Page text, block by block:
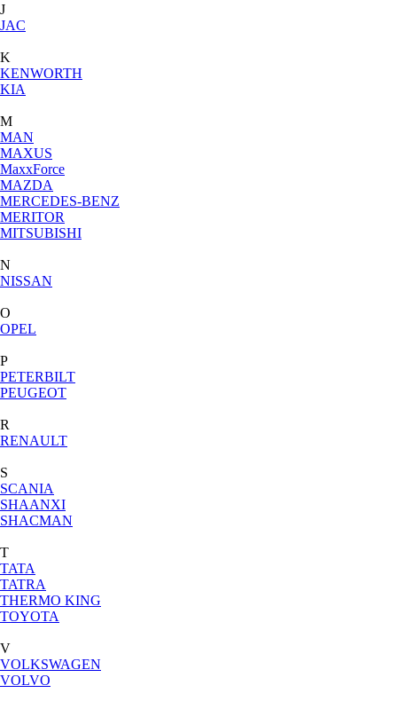
J
JAC
K
KENWORTH
KIA
M
MAN
MAXUS
MaxxForce
MAZDA
MERCEDES-BENZ
MERITOR
MITSUBISHI
N
NISSAN
O
OPEL
P
PETERBILT
PEUGEOT
R
RENAULT
S
SCANIA
SHAANXI
SHACMAN
T
TATA
TATRA
THERMO KING
TOYOTA
V
VOLKSWAGEN
VOLVO